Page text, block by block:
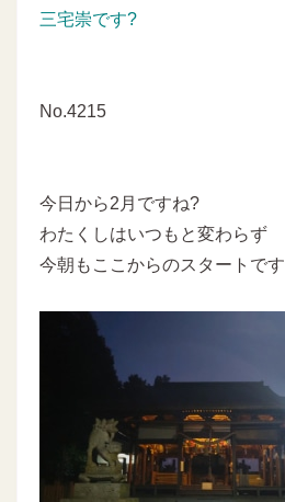
三宅崇です?
No.4215
今日から2月ですね?
わたくしはいつもと変わらず
今朝もここからのスタートです